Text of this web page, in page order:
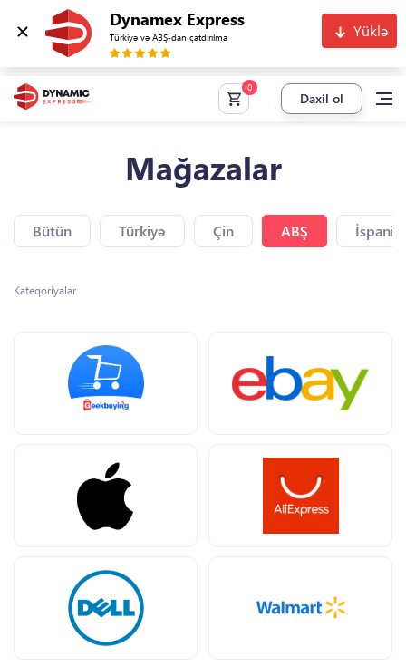
Dynamex Express
Türkiyə və ABŞ-dan çatdırılma Yüklə
Daxil ol
Mağazalar
Bütün Türkiyə Çin ABŞ
Kateqoriyalar